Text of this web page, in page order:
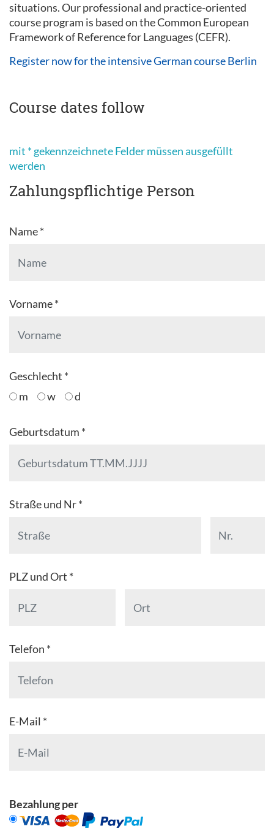
situations. Our professional and practice-oriented
course program is based on the Common European
Framework of Reference for Languages (CEFR).
Register now for the intensive German course Berlin
Course dates follow
mit * gekennzeichnete Felder müssen ausgefüllt
werden
Zahlungspflichtige Person
Name *
Vorname *
Geschlecht *
m
w d
Geburtsdatum *
Straße und Nr *
PLZ und Ort *
Telefon *
E-Mail *
Bezahlung per